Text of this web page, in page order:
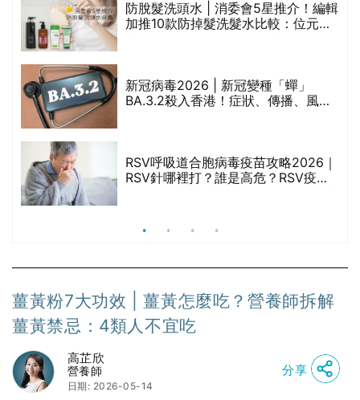
防脫髮洗頭水 | 消委會5星推介！編輯
加推10款防掉髮洗髮水比較：位元
新冠病毒2026 | 新冠變種「蟬」
BA.3.2殺入香港！症狀、傳播、風險
RSV呼吸道合胞病毒疫苗攻略2026｜
RSV針哪裡打？誰是高危？RSV疫苗
薑黃粉7大功效 | 薑黃怎麼吃？營養師拆解
薑黃禁忌：4類人不宜吃
高芷欣
營養師
日期: 2026-05-14
分享